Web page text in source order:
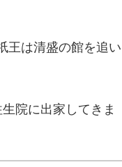
王は清盛の館を追い
院に出家してきま